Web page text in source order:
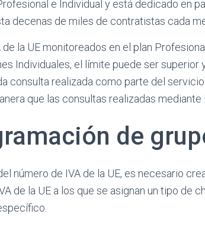
e Individual y está dedicado en
decenas de miles de contratistas cada
la UE monitoreados en el plan
Individuales, el límite puede ser superior
consulta realizada como parte del
que las consultas realizadas mediante
de
número de IVA de la UE, es necesario
de la UE a los que se asignan un tipo de